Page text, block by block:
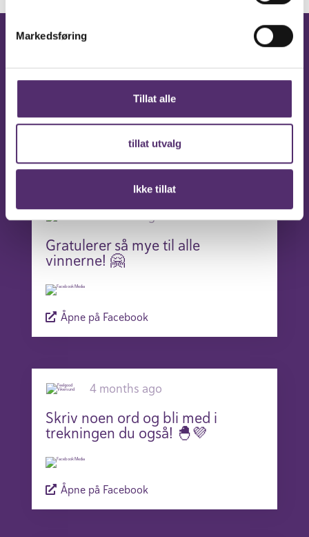
Markedsføring
Tillat alle
tillat utvalg
Ikke tillat
Feelgood
Vikersund
Følg på Facebook
4 months ago
Gratulerer så mye til alle
vinnerne! 🤗
Åpne på Facebook
4 months ago
Skriv noen ord og bli med i
trekningen du også! 🐣💜
Åpne på Facebook